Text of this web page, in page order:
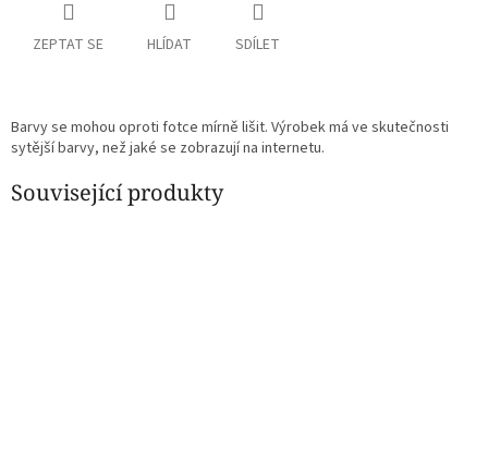
ZEPTAT SE HLÍDAT SDÍLET
Barvy se mohou oproti fotce mírně lišit. Výrobek má ve skutečnosti
sytější barvy, než jaké se zobrazují na internetu.
Související produkty